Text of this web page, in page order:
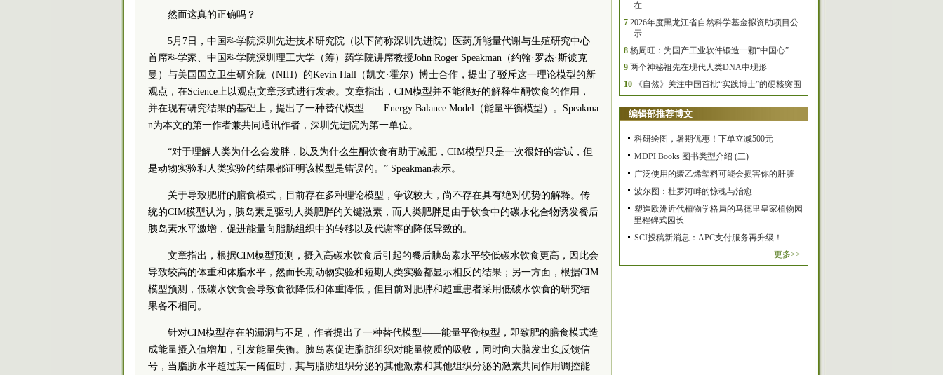
然而这真的正确吗？
5月7日，中国科学院深圳先进技术研究院（以下简称深圳先进院）医药所能量代谢与生殖研究中心
首席科学家、中国 科学院深圳理工大学（筹）药学院讲席教授John Roger Speakman（约翰·罗杰·斯彼克
曼） 与美国国立卫生研究院（NIH）的Kevin Hall（凯文·霍尔）博士合作，提出了驳斥这一理论模型的新
观点，在Science上以观点文章形式进行发表。文章指出，CIM模型并不能很好的解释生酮饮食的作用，
并在现有研究结果的基础上，提出了一种替代模型——Energy Balance Model（能量平衡模型）。Speakma
n为本文的第一作者兼共同通讯作者，深圳先进院为第一单位。
“对于理解人类为什么会发胖，以及为什么生酮饮食有助于减肥，CIM模型只是一次很好的尝试，但
是动物实验和人类实验的结果都证明该模型是错误的。” Speakman表示。
关于导致肥胖的膳食模式，目前存在多种理论模型，争议较大，尚不存在具有绝对优势的解释。传
统的CIM模型认为，胰岛素是驱动人类肥胖的关键激素，而人类肥胖是由于饮食中的碳水化合物诱发餐后
胰岛素水平激增，促进能量向脂肪组织中的转移以及代谢率的降低导致的。
文章指出，根据CIM模型预测，摄入高碳水饮食后引起的餐后胰岛素水平较低碳水饮食更高，因此会
导致较高的体重和体脂水平，然而长期动物实验和短期人类实验都显示相反的结果；另一方面，根据CIM
模型预测，低碳水饮食会导致食欲降低和体重降低，但目前对肥胖和超重患者采用低碳水饮食的研究结
果各不相同。
针对CIM模型存在的漏洞与不足，作者提出了一种替代模型——能量平衡模型，即致肥的膳食模式造
成能量摄入值增加，引发能量失衡。胰岛素促进脂肪组织对能量物质的吸收，同时向大脑发出负反馈信
号，当脂肪水平超过某一阈值时，其与脂肪组织分泌的其他激素和其他组织分泌的激素共同作用调控能
在
7 2026年度黑龙江省自然科学基金拟资助项目公
示
8 杨周旺：为国产工业软件锻造一颗“中国心”
9 两个神秘祖先在现代人类DNA中现形
10
《自然》关注中国首批“实践博士”的硬核突围
编辑部推荐博文
科研绘图，暑期优惠！下单立减500元
MDPI Books 图书类型介绍 (三)
广泛使用的聚乙烯塑料可能会损害你的肝脏
波尔图：杜罗河畔的惊魂与治愈
塑造欧洲近代植物学格局的马德里皇家植物园
里程碑式园长
SCI投稿新消息：APC支付服务再升级！
更多>>